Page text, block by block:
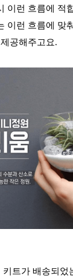
이런 흐름에 적
이런 흐름에 맞
공해주고요.
키트가 배송되었